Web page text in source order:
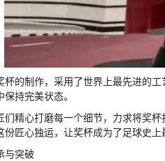
杯的制作，采用了世界上最先进的
持完美状态。
们精心打磨每一个细节，力求将奖
份匠心独运，让奖杯成为了足球史上
与突破